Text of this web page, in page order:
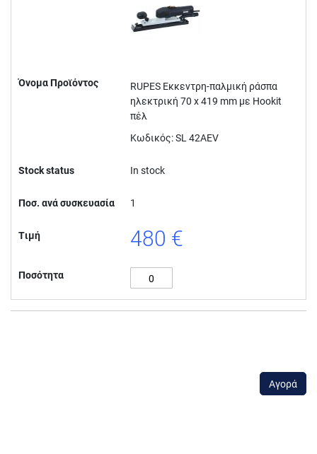
Όνομα Προϊόντος
RUPES Εκκεντρη-παλμική ράσπα
ηλεκτρική 70 x 419 mm με Hookit
πέλ
Κωδικός: SL 42AEV
Stock status In stock
Ποσ. ανά συσκευασία 1
Τιμή 480 €
Ποσότητα
Αγορά